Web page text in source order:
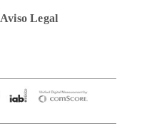
Aviso Legal